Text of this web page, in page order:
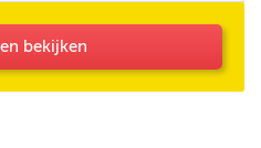
bekijken